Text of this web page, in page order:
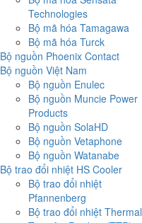
Technologies
Bộ mã hóa Tamagawa
Bộ mã hóa Turck
Bộ nguồn Phoenix Contact
Bộ nguồn Việt Nam
Bộ nguồn Enulec
Bộ nguồn Muncie Power
Products
Bộ nguồn SolaHD
Bộ nguồn Vetaphone
Bộ nguồn Watanabe
Bộ trao đổi nhiệt HS Cooler
Bộ trao đổi nhiệt
Pfannenberg
Bộ trao đổi nhiệt Thermal